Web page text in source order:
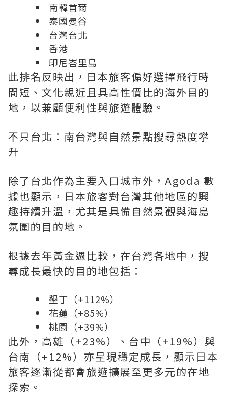
南韓首爾
泰國曼谷
台灣台北
香港
印尼峇里島
此排名反映出，日本旅客偏好選擇飛行時
間短、文化親近且具高性價比的海外目的
地，以兼顧便利性與旅遊體驗。
不只台北：南台灣與自然景點搜尋熱度攀
升
除了台北作為主要入口城市外，Agoda 數
據也顯示，日本旅客對台灣其他地區的興
趣持續升溫，尤其是具備自然景觀與海島
氛圍的目的地。
根據去年黃金週比較，在台灣各地中，搜
尋成長最快的目的地包括：
墾丁（+112%）
花蓮（+85%）
桃園（+39%）
此外，高雄（+23%）、台中（+19%）與
台南（+12%）亦呈現穩定成長，顯示日本
旅客逐漸從都會旅遊擴展至更多元的在地
探索。